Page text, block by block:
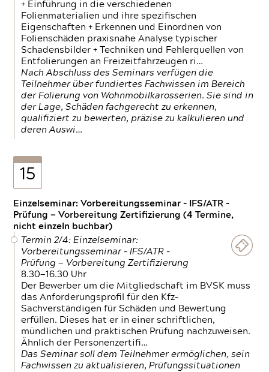
+ Einführung in die verschiedenen
Folienmaterialien und ihre spezifischen
Eigenschaften + Erkennen und Einordnen von
Folienschäden praxisnahe Analyse typischer
Schadensbilder + Techniken und Fehlerquellen von
Entfolierungen an Freizeitfahrzeugen ri…
Nach Abschluss des Seminars verfügen die
Teilnehmer über fundiertes Fachwissen im Bereich
der Folierung von Wohnmobilkarosserien. Sie sind in
der Lage, Schäden fachgerecht zu erkennen,
qualifiziert zu bewerten, präzise zu kalkulieren und
deren Auswi…
15
Einzelseminar: Vorbereitungsseminar - IFS/ATR -
Prüfung — Vorbereitung Zertifizierung (4 Termine,
nicht einzeln buchbar)
Termin 2/4: Einzelseminar:
Vorbereitungsseminar - IFS/ATR -
Prüfung — Vorbereitung Zertifizierung
8.30—16.30 Uhr
Der Bewerber um die Mitgliedschaft im BVSK muss
das Anforderungsprofil für den Kfz-
Sachverständigen für Schäden und Bewertung
erfüllen. Dieses hat er in einer schriftlichen,
mündlichen und praktischen Prüfung nachzuweisen.
Ähnlich der Personenzertifi…
Das Seminar soll dem Teilnehmer ermöglichen, sein
Fachwissen zu aktualisieren, Prüfungssituationen